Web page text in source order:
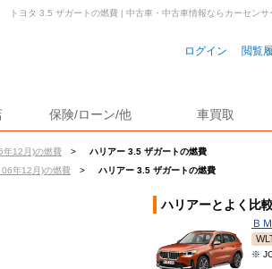
ログイン 閲覧
保険/ローン/他 車買取
年12月)の燃費 >
ハリアー 3.5 ザガートの燃費
年12月)の燃費 > ハリアー 3.5 ザガートの燃費
トヨタ 3.5 ザガートの燃費 | 中古車・中古車情報ならカーセンサ
ハリアーとよく比
Ｂ
※